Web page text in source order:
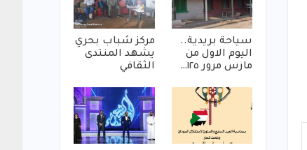
سياحة بريدية..
اليوم الاول من
مارس مرور ١٢٥…
مركز شباب بحري
يشهد المنتدى
الثقافي